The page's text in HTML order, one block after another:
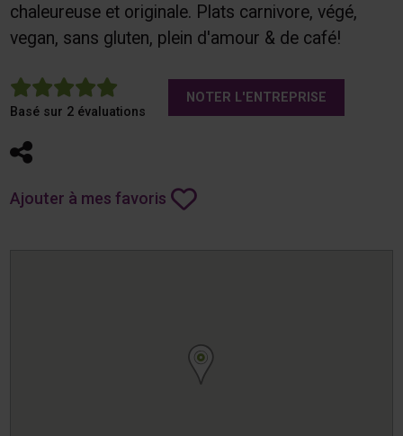
chaleureuse et originale. Plats carnivore, végé,
vegan, sans gluten, plein d'amour & de café!
5
Basé sur 2 évaluations
NOTER L'ENTREPRISE
Partager
Ajouter à mes favoris